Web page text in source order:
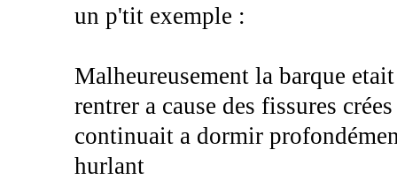
un p'tit exemple :
Malheureusement la barque
rentrer a cause des fissures
continuait a dormir
hurlant